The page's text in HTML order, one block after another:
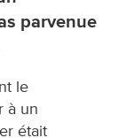
parvenue
le
à un
était